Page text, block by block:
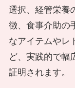
選択、経管栄養
徴、食事介助の
なアイテムやレ
ど、実践的で幅
証明されます。